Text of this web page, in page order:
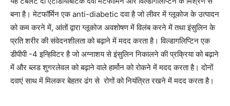
बना है। मेटफॉर्मिन एक anti-diabetic दवा है जो लीवर में ग्लूकोज के उत्पादन
को कम करने में, आंतों द्वारा ग्लूकोज अवशोषण में विलंब करने में तथा इंसुलिन के
प्रति शरीर की संवेदनशीलता को बढ़ाने में मदद करता है। विल्डागलिप्टिन एक
डीपीपी -4 इन्हिविटर है जो अग्नाशय से इंसुलिन निकालने की प्रक्रिया को बढ़ाने
में और ब्लड शुगरलेवल को बढ़ाने वाले हार्मोन को रोकने में मदद करता है। दोनों
दवाएं साथ में मिलकर बेहतर ढंग से रोगों को नियंत्रित रखने में मदद करता है।